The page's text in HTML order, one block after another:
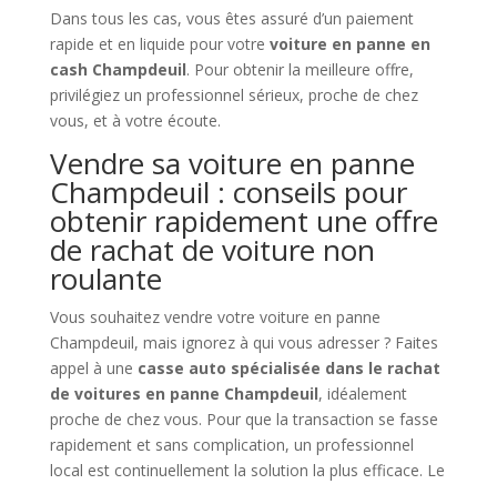
Dans tous les cas, vous êtes assuré d’un paiement
rapide et en liquide pour votre voiture en panne en
cash Champdeuil. Pour obtenir la meilleure offre,
privilégiez un professionnel sérieux, proche de chez
vous, et à votre écoute.
Vendre sa voiture en panne
Champdeuil : conseils pour
obtenir rapidement une offre
de rachat de voiture non
roulante
Vous souhaitez vendre votre voiture en panne
Champdeuil, mais ignorez à qui vous adresser ? Faites
appel à une casse auto spécialisée dans le rachat
de voitures en panne Champdeuil, idéalement
proche de chez vous. Pour que la transaction se fasse
rapidement et sans complication, un professionnel
local est continuellement la solution la plus efficace. Le